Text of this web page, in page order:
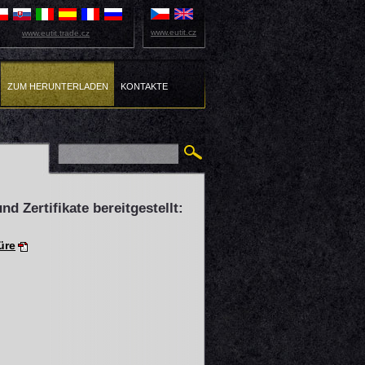
ZUM HERUNTERLADEN KONTAKTE
www.eutit.trade.cz www.eutit.cz
Zertifikate bereitgestellt: